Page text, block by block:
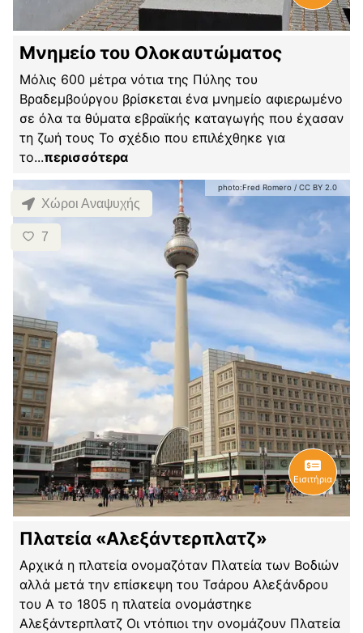
Μνημείο του Ολοκαυτώματος
Μόλις 600 μέτρα νότια της Πύλης του
Βραδεμβούργου βρίσκεται ένα μνημείο αφιερωμένο
σε όλα τα θύματα εβραϊκής καταγωγής που έχασαν
τη ζωή τους Το σχέδιο που επιλέχθηκε για
το...περισσότερα
photo:Fred Romero / CC BY 2.0
Χώροι Αναψυχής
7
Εισιτήρια
Πλατεία «Αλεξάντερπλατζ»
Αρχικά η πλατεία ονομαζόταν Πλατεία των Βοδιών
αλλά μετά την επίσκεψη του Τσάρου Αλεξάνδρου
του Α το 1805 η πλατεία ονομάστηκε
Αλεξάντερπλατζ Οι ντόπιοι την ονομάζουν Πλατεία